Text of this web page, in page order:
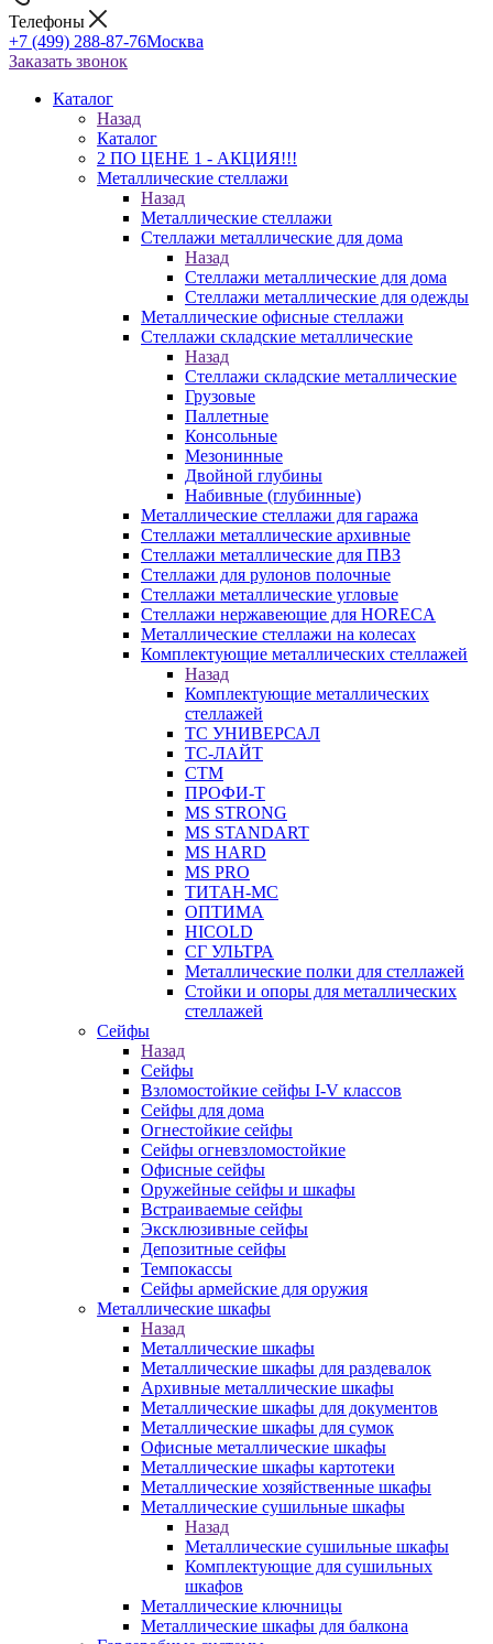
Телефоны
+7 (499) 288-87-76Москва
Заказать звонок
Каталог
Назад
Каталог
2 ПО ЦЕНЕ 1 - АКЦИЯ!!!
Металлические стеллажи
Назад
Металлические стеллажи
Стеллажи металлические для дома
Назад
Стеллажи металлические для дома
Стеллажи металлические для одежды
Металлические офисные стеллажи
Стеллажи складские металлические
Назад
Стеллажи складские металлические
Грузовые
Паллетные
Консольные
Мезонинные
Двойной глубины
Набивные (глубинные)
Металлические стеллажи для гаража
Стеллажи металлические архивные
Стеллажи металлические для ПВЗ
Стеллажи для рулонов полочные
Стеллажи металлические угловые
Стеллажи нержавеющие для HORECA
Металлические стеллажи на колесах
Комплектующие металлических стеллажей
Назад
Комплектующие металлических
стеллажей
ТС УНИВЕРСАЛ
ТС-ЛАЙТ
СТМ
ПРОФИ-Т
MS STRONG
MS STANDART
MS HARD
MS PRO
ТИТАН-МС
ОПТИМА
HICOLD
СГ УЛЬТРА
Металлические полки для стеллажей
Стойки и опоры для металлических
стеллажей
Сейфы
Назад
Сейфы
Взломостойкие сейфы I-V классов
Сейфы для дома
Огнестойкие сейфы
Сейфы огневзломостойкие
Офисные сейфы
Оружейные сейфы и шкафы
Встраиваемые сейфы
Эксклюзивные сейфы
Депозитные сейфы
Темпокассы
Сейфы армейские для оружия
Металлические шкафы
Назад
Металлические шкафы
Металлические шкафы для раздевалок
Архивные металлические шкафы
Металлические шкафы для документов
Металлические шкафы для сумок
Офисные металлические шкафы
Металлические шкафы картотеки
Металлические хозяйственные шкафы
Металлические сушильные шкафы
Назад
Металлические сушильные шкафы
Комплектующие для сушильных
шкафов
Металлические ключницы
Металлические шкафы для балкона